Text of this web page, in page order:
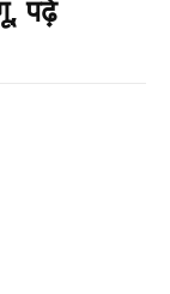
पढ़ें